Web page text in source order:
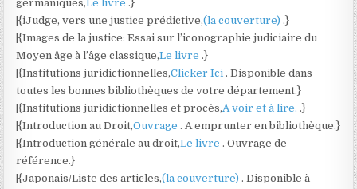
germaniques,Le livre.}
|{iJudge, vers une justice prédictive,(la couverture).}
|{Images de la justice: Essai sur l’iconographie judiciaire du
Moyen âge à l’âge classique,Le livre.}
|{Institutions juridictionnelles,Clicker Ici. Disponible dans
toutes les bonnes bibliothèques de votre département.}
|{Institutions juridictionnelles et procès,A voir et à lire..}
|{Introduction au Droit,Ouvrage. A emprunter en bibliothèque.}
|{Introduction générale au droit,Le livre. Ouvrage de
référence.}
|{Japonais/Liste des articles,(la couverture). Disponible à